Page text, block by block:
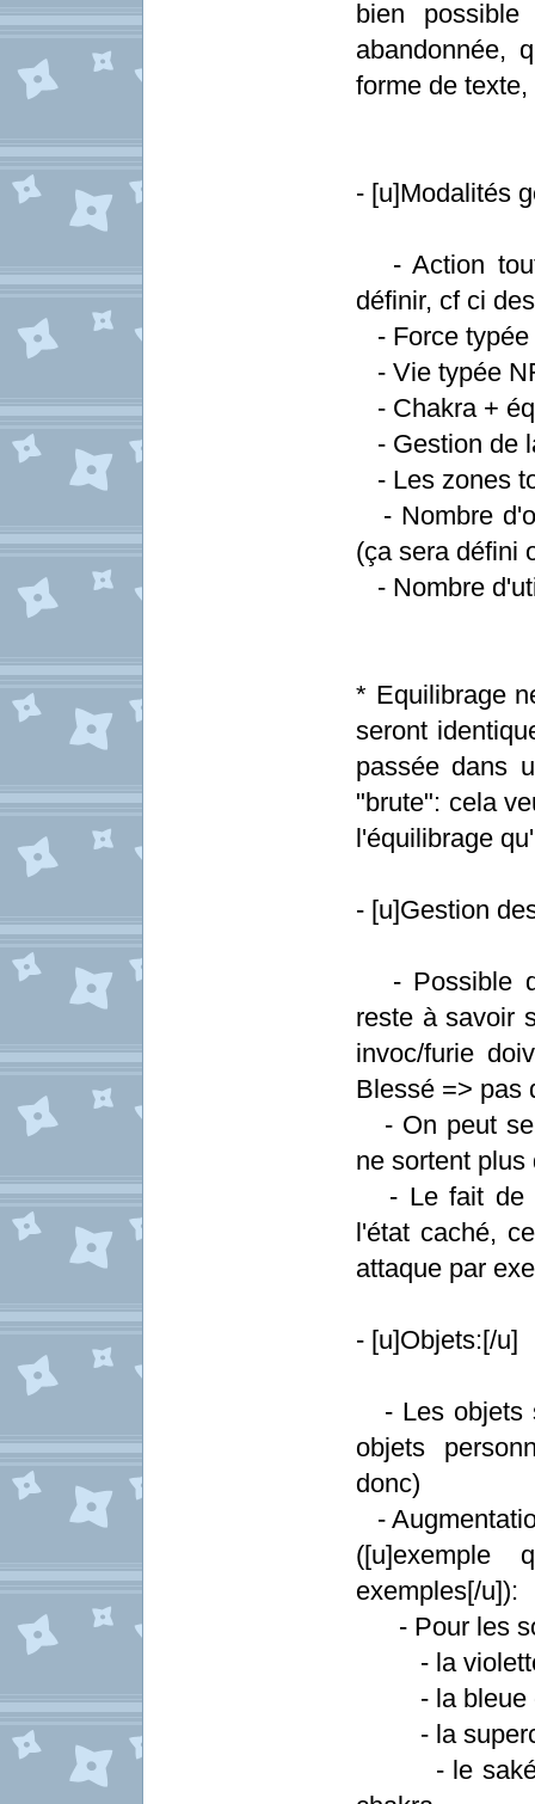
bien
abandonnée,
forme de
- [u]Modalités
- Action
définir, cf ci
- Force typée
- Vie typée
- Chakra +
- Gestion de
- Les zones
- Nombre
(ça sera défini
- Nombre
* Equilibrage
seront
passée dans
"brute": cela
l'équilibrage
- [u]Gestion
- Possible
reste à savoir
invoc/furie
Blessé => pas
- On peut se
ne sortent
- Le fait de
l'état caché,
attaque par
- [u]Objets:[/u]
- Les objets
objets
donc)
-
exemples[/u]):
- Pour les
- la violette
- la bleue
- la
- le saké